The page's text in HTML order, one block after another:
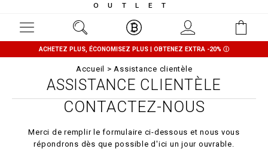
OUTLET
ACHETEZ PLUS, ÉCONOMISEZ PLUS | OBTENEZ EXTRA -20% Ⓘ
Accueil Assistance clientèle
ASSISTANCE CLIENTÈLE
CONTACTEZ-NOUS
Merci de remplir le formulaire ci-dessous et nous vous
répondrons dès que possible d'ici un jour ouvrable.